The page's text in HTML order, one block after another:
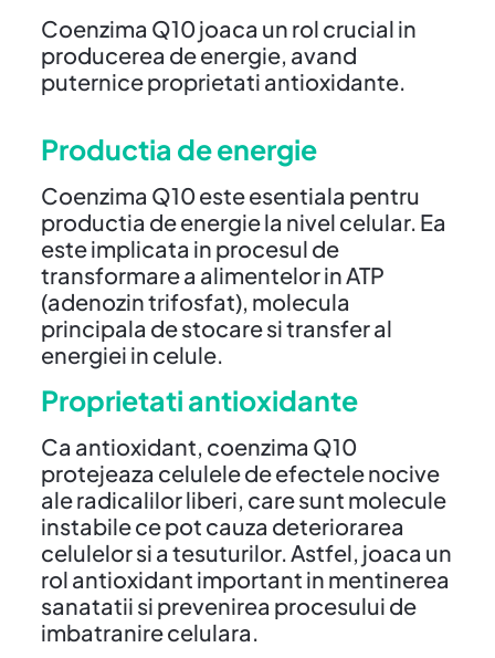
Coenzima Q10 joaca un rol crucial in
producerea de energie, avand
puternice proprietati antioxidante.
Productia de energie
Coenzima Q10 este esentiala pentru
productia de energie la nivel celular. Ea
este implicata in procesul de
transformare a alimentelor in ATP
(adenozin trifosfat), molecula
principala de stocare si transfer al
energiei in celule.
Proprietati antioxidante
Ca antioxidant, coenzima Q10
protejeaza celulele de efectele nocive
ale radicalilor liberi, care sunt molecule
instabile ce pot cauza deteriorarea
celulelor si a tesuturilor. Astfel, joaca un
rol antioxidant important in mentinerea
sanatatii si prevenirea procesului de
imbatranire celulara.